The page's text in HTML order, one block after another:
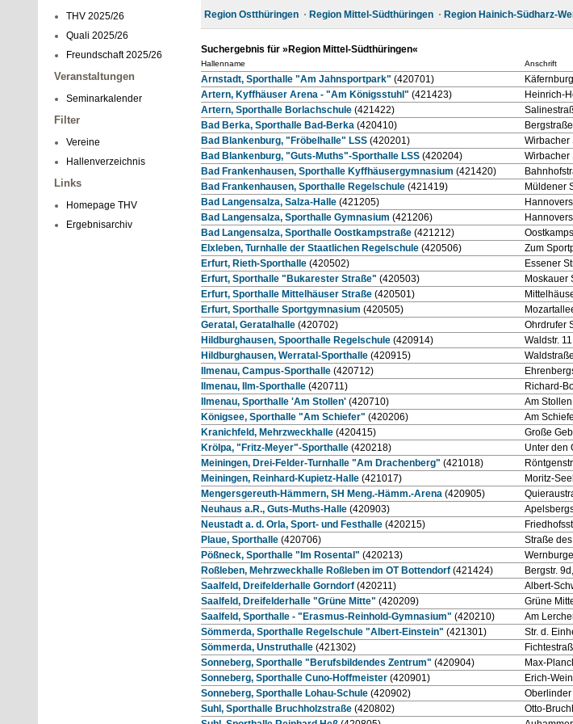
THV 2025/26
Quali 2025/26
Freundschaft 2025/26
Veranstaltungen
Seminarkalender
Filter
Vereine
Hallenverzeichnis
Links
Homepage THV
Ergebnisarchiv
Region Ostthüringen Region Mittel-Südthüringen Region Hainich-Südharz-
Suchergebnis für »Region Mittel-Südthüringen«
Hallenname Anschrift
Arnstadt, Sporthalle "Am Jahnsportpark" (420701)
Artern, Kyffhäuser Arena - "Am Königsstuhl" (421423) Heinrich-
Artern, Sporthalle Borlachschule(421422)
Bad Berka, Sporthalle Bad-Berka(420410)
Bad Blankenburg, "Fröbelhalle" LSS(420201) Wirbacher
Bad Blankenburg, "Guts-Muths"-Sporthalle LSS(420204) Wirbacher
Bad Frankenhausen, Sporthalle Kyffhäusergymnasium (421420)
Bad Frankenhausen, Sporthalle Regelschule(421419) Müldener
Bad Langensalza, Salza-Halle(421205)
Bad Langensalza, Sporthalle Gymnasium (421206)
Bad Langensalza, Sporthalle Oostkampstraße(421212)
Elxleben, Turnhalle der Staatlichen Regelschule(420506) Zum
Erfurt, Rieth-Sporthalle(420502) Essener
Erfurt, Sporthalle "Bukarester Straße" (420503) Moskauer
Erfurt, Sporthalle Mittelhäuser Straße(420501)
Erfurt, Sporthalle Sportgymnasium (420505)
Geratal, Geratalhalle(420702) Ohrdrufer
Hildburghausen, Spoorthalle Regelschule(420914) Waldstr.
Hildburghausen, Werratal-Sporthalle(420915)
Ilmenau, Campus-Sporthalle(420712)
Ilmenau, Ilm-Sporthalle(420711) Richard-
Ilmenau, Sporthalle 'Am Stollen'(420710) Am
Königsee, Sporthalle "Am Schiefer" (420206) Am
Kranichfeld, Mehrzweckhalle(420415) Große
Krölpa, "Fritz-Meyer"-Sporthalle(420218) Unter den
Meiningen, Drei-Felder-Turnhalle "Am Drachenberg" (421018)
Meiningen, Reinhard-Kupietz-Halle(421017) Moritz-
Mengersgereuth-Hämmern, SH Meng.-Hämm.-Arena(420905)
Neuhaus a.R., Guts-Muths-Halle(420903)
Neustadt a. d. Orla, Sport- und Festhalle (420215)
Plaue, Sporthalle(420706) Straße
Pößneck, Sporthalle "Im Rosental" (420213)
Roßleben, Mehrzweckhalle Roßleben im OT Bottendorf(421424) Bergstr.
Saalfeld, Dreifelderhalle Gorndorf(420211) Albert-
Saalfeld, Dreifelderhalle "Grüne Mitte" (420209) Grüne
Saalfeld, Sporthalle - "Erasmus-Reinhold-Gymnasium" (420210) Am
Sömmerda, Sporthalle Regelschule "Albert-Einstein" (421301) Str. d.
Sömmerda, Unstruthalle(421302)
Sonneberg, Sporthalle "Berufsbildendes Zentrum" (420904) Max-
Sonneberg, Sporthalle Cuno-Hoffmeister(420901) Erich-
Sonneberg, Sporthalle Lohau-Schule(420902)
Suhl, Sporthalle Bruchholzstraße(420802) Otto-